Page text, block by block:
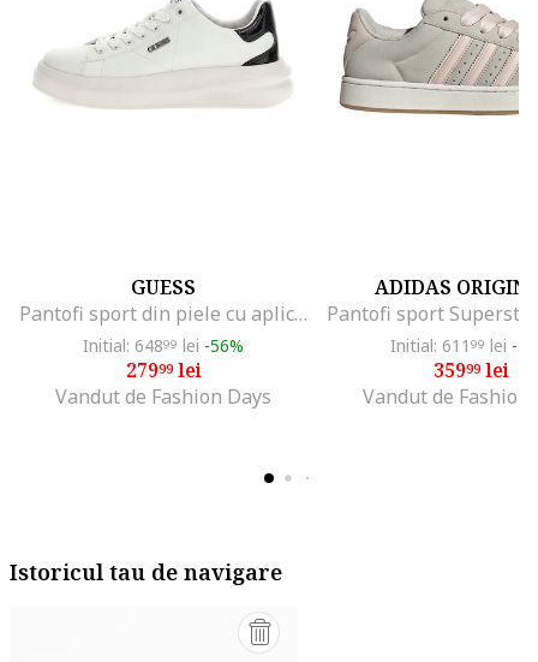
GUESS
Pantofi sport din piele cu aplicatie logo, Alb/Negru
Initial: 64899 lei -56%
27999lei
Vandut de Fashion Days
ADIDAS
Initial: 611 99 lei -
35999lei
Vandut de Fashion
Istoricul tau de navigare